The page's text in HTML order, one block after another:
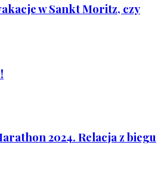
w Sankt Moritz, czy
2024. Relacja z biegu